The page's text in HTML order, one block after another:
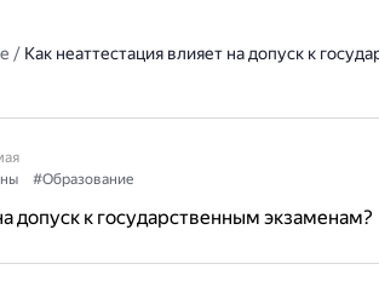
/ Как неаттестация влияет на допуск к
#Образование
допуск к государственным экзаменам?